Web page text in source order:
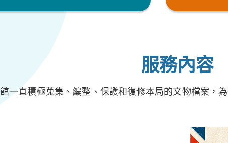
服務內容
一直積極蒐集、編整、保護和復修本局的文物檔案，